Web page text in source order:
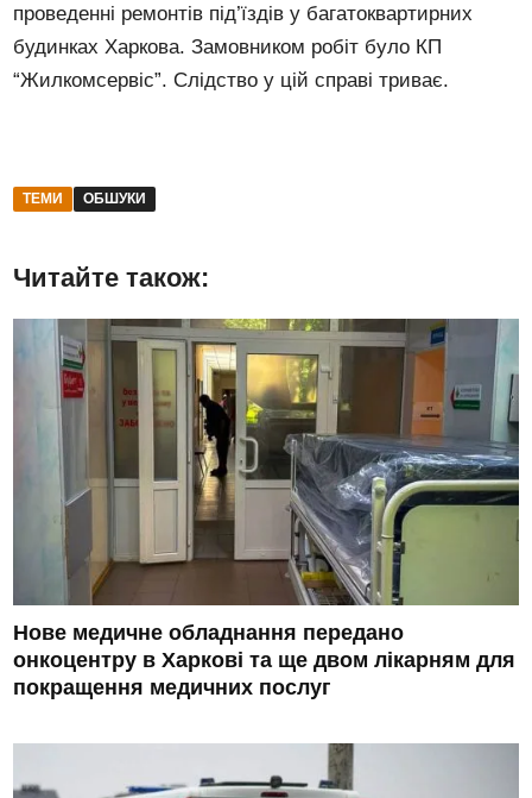
проведенні ремонтів під’їздів у багатоквартирних
будинках Харкова. Замовником робіт було КП
“Жилкомсервіс”. Слідство у цій справі триває.
ТЕМИ ОБШУКИ
Читайте також:
Нове медичне обладнання передано
онкоцентру в Харкові та ще двом лікарням для
покращення медичних послуг